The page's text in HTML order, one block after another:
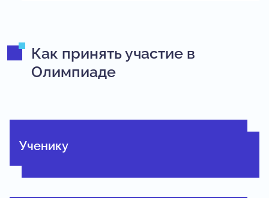
Как принять участие в
Олимпиаде
Ученику